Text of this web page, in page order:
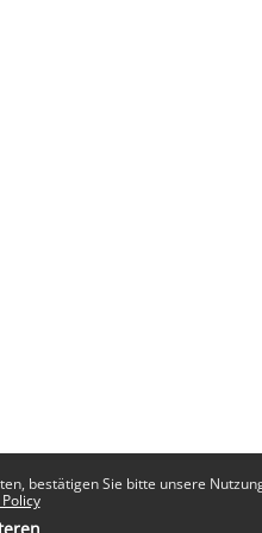
bestätigen Sie bitte unsere